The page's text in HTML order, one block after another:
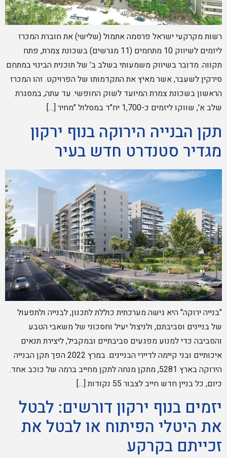
רשות מקרקעי ישראל פרסמה אתמול (שלישי) את חוברת המכרז
ליזמים לשיווק 10 מתחמים (11 מגרשים) בשכונת צמרת, פתח
תקווה. מדובר בשיווק משמעותי בשלב ב’ של תוכנית הבינוי במתחם
סירקין לשעבר, אשר מאיץ את התקדמותו של הפרויקט. זהו המכרז
הראשון בשכונת צמרת המיועד לשוק החופשי. עד עתה, במסגרת
שלב א', שווקו ליזמים כ-1,700 יח"ד במסלול "מחיר […]
תקן הבנייה הירוקה בנוף ירקון
מגדיר סטנדרט חדש בעיר
"בנייה ירוקה" היא גישה מערכתית כוללת לתכנון, לבנייה ולתפעול
של בניינים וסביבתם, ולניצול יעיל וחסכוני של משאבי הטבע
והסביבה כדי למנוע מפגעים סביבתיים ובמקביל, ליצירת תנאים
איכותיים ובני קיימה לדיירי הבניינים. במרץ 2022 הפך תקן הבנייה
הירוקה בארץ 5281, מתקן מנחה לתקן מחייב ברמה של כוכב אחד.
כיום, כל בניין חדש חייב לצבור 55 נקודות […]
יזמים בנוף ירקון דורשים: לבטל
את היטלי הפיתוח או לבטל את
זכייתם בקרקע